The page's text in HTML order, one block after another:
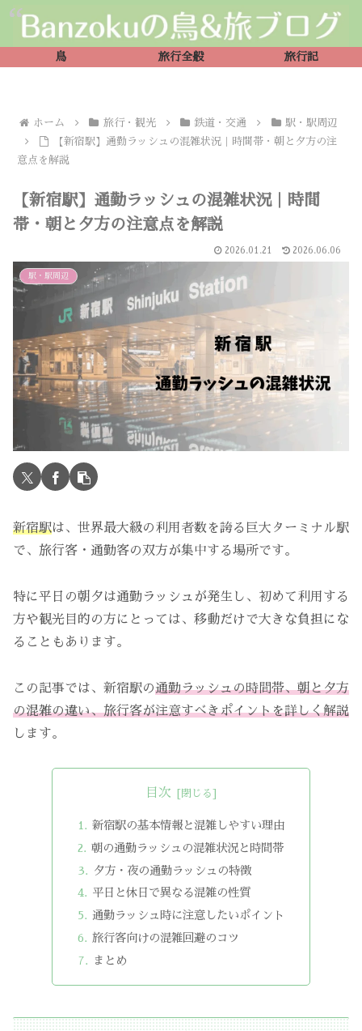
鳥 旅行全般 旅行記
ホーム 旅行・観光 鉄道・交通
駅・駅周辺
【新宿駅】通勤ラッシュの混雑状況｜時間帯・朝と夕方の注
意点を解説
【新宿駅】通勤ラッシュの混雑状況｜時間
帯・朝と夕方の注意点を解説
2026.01.21 2026.06.06
駅・駅周辺
新宿駅は、世界最大級の利用者数を誇る巨大ターミナル駅
で、旅行客・通勤客の双方が集中する場所です。
特に平日の朝夕は通勤ラッシュが発生し、初めて利用する
方や観光目的の方にとっては、移動だけで大きな負担にな
ることもあります。
この記事では、新宿駅の通勤ラッシュの時間帯、朝と夕方
の混雑の違い、旅行客が注意すべきポイントを詳しく解説
します。
目次
新宿駅の基本情報と混雑しやすい理由
朝の通勤ラッシュの混雑状況と時間帯
夕方・夜の通勤ラッシュの特徴
平日と休日で異なる混雑の性質
通勤ラッシュ時に注意したいポイント
旅行客向けの混雑回避のコツ
まとめ